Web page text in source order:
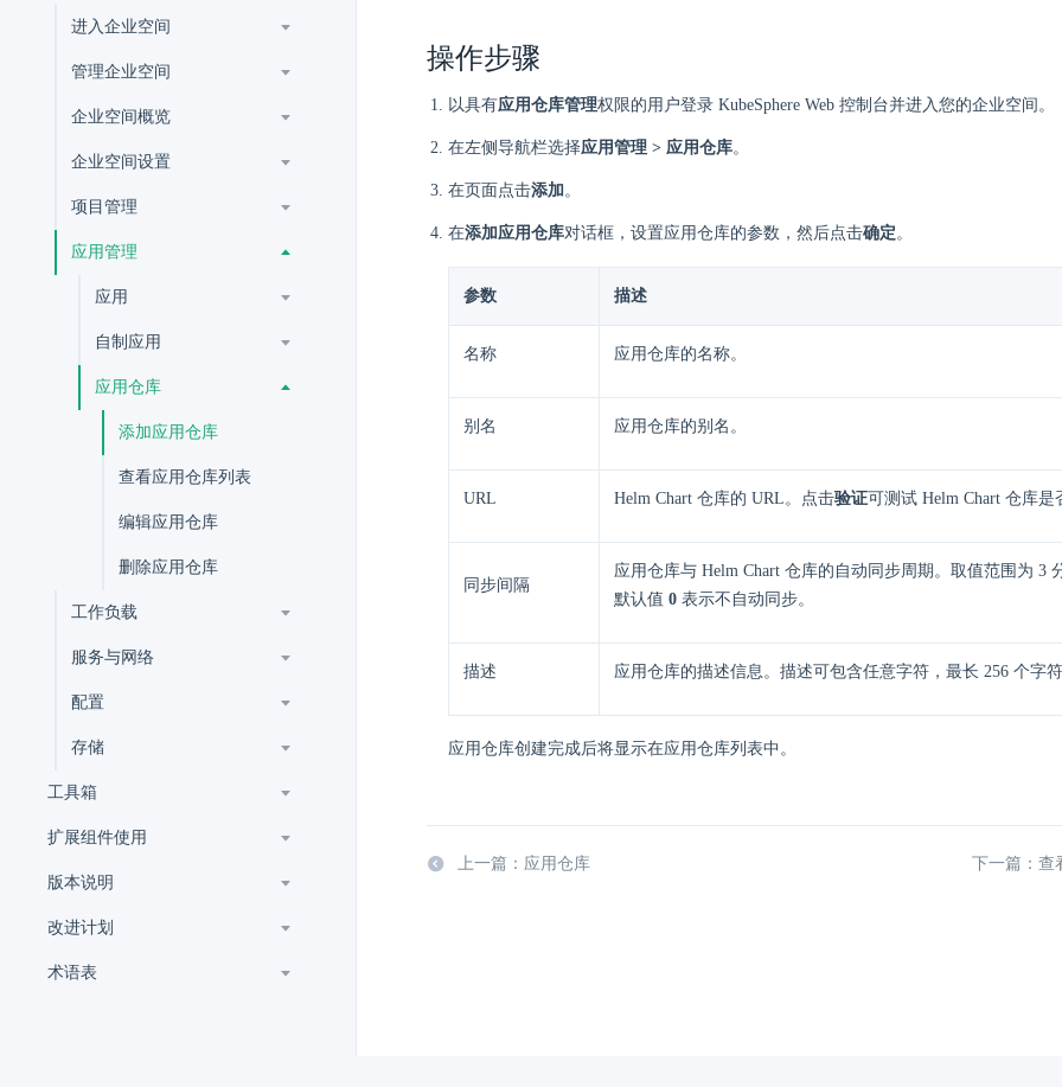
进入企业空间
管理企业空间
企业空间概览
企业空间设置
项目管理
应用管理
应用
自制应用
应用仓库
添加应用仓库
查看应用仓库列表
编辑应用仓库
删除应用仓库
工作负载
服务与网络
配置
存储
工具箱
扩展组件使用
版本说明
改进计划
术语表
操作步骤
以具有应用仓库管理权限的用户登录 KubeSphere Web 控制台并进入您的企业空间。
在左侧导航栏选择应用管理 > 应用仓库。
在页面点击添加。
在添加应用仓库对话框，设置应用仓库的参数，然后点击确定。
参数 描述
名称 应用仓库的名称。
别名 应用仓库的别名。
URL Helm Chart 仓库的 URL。点击验证可测试 Helm Chart 仓库是
同步间隔
应用仓库与 Helm Chart 仓库的自动同步周期。取值范围为 3
默认值 0 表示不自动同步。
描述 应用仓库的描述信息。描述可包含任意字符，最长 256 个字符
应用仓库创建完成后将显示在应用仓库列表中。
上一篇：应用仓库 下一篇：查